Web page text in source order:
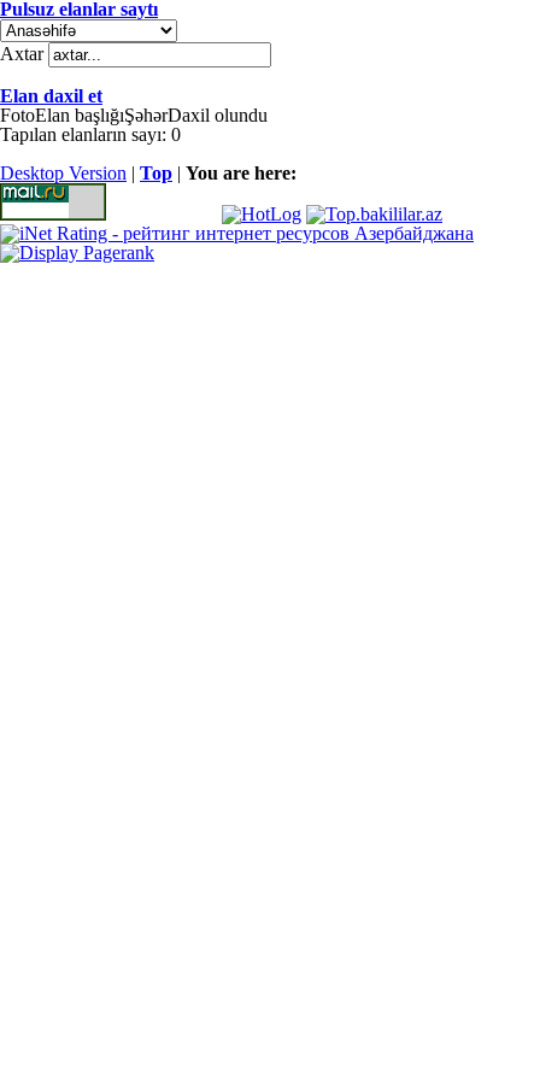
Pulsuz elanlar saytı
Axtar
Elan daxil et
FotoElan başlığıŞəhərDaxil olundu
Tapılan elanların sayı: 0
Desktop Version | Top | You are here: